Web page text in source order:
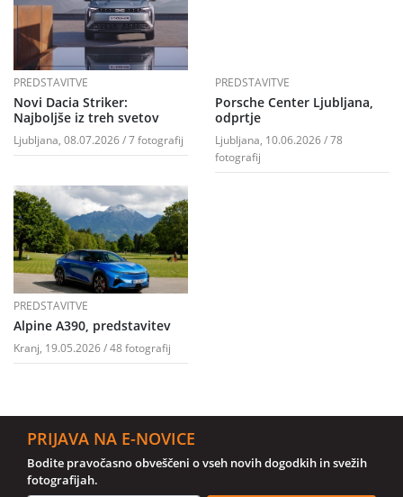
PREDSTAVITVE
Novi Dacia Striker:
Najboljše iz treh svetov
Ljubljana, 08.07.2026 / 7 fotografij
PREDSTAVITVE
Porsche Center Ljubljana,
odprtje
Ljubljana, 10.06.2026 / 78
fotografij
PREDSTAVITVE
Alpine A390, predstavitev
Kranj, 19.05.2026 / 48 fotografij
PRIJAVA NA E-NOVICE
Bodite pravočasno obveščeni o vseh novih dogodkih in svežih
fotografijah.